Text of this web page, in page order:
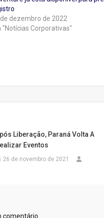
dezembro de 2022
"Notícias Corporativas"
Liberação, Paraná Volta A
Eventos
26 de novembro de 2021
comentário.